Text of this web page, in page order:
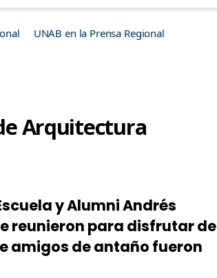
UNAB en la Prensa Regional
Arquitectura
y Alumni Andrés
reunieron para disfrutar de
amigos de antaño fueron